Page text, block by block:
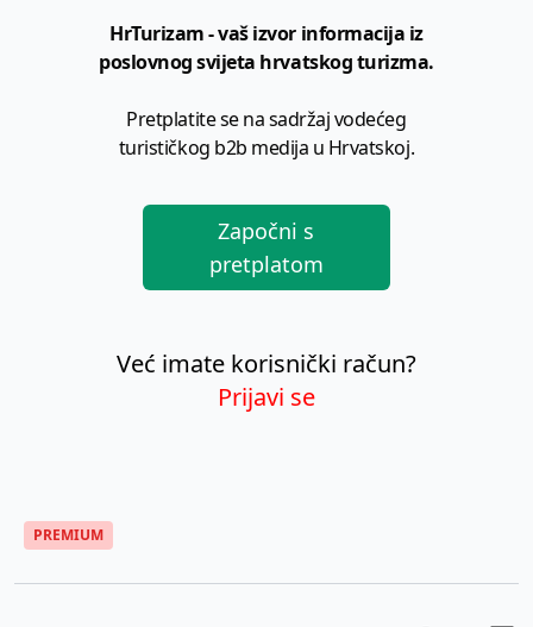
HrTurizam - vaš izvor informacija iz
poslovnog svijeta hrvatskog turizma.
Pretplatite se na sadržaj vodećeg
turističkog b2b medija u Hrvatskoj.
Započni s
pretplatom
Već imate korisnički račun?
Prijavi se
PREMIUM